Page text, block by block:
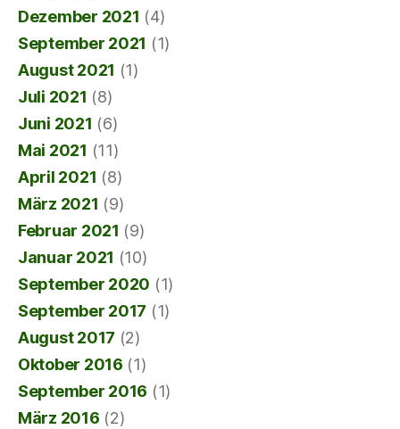
Dezember 2021 (4)
September 2021 (1)
August 2021 (1)
Juli 2021 (8)
Juni 2021 (6)
Mai 2021 (11)
April 2021 (8)
März 2021 (9)
Februar 2021 (9)
Januar 2021 (10)
September 2020 (1)
September 2017 (1)
August 2017 (2)
Oktober 2016 (1)
September 2016 (1)
März 2016 (2)